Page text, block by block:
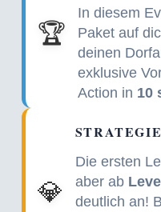
🏆
In diesem
Paket auf
deinen
exklusive
Action in 10
💎
Die ersten
aber ab
deutlich an!